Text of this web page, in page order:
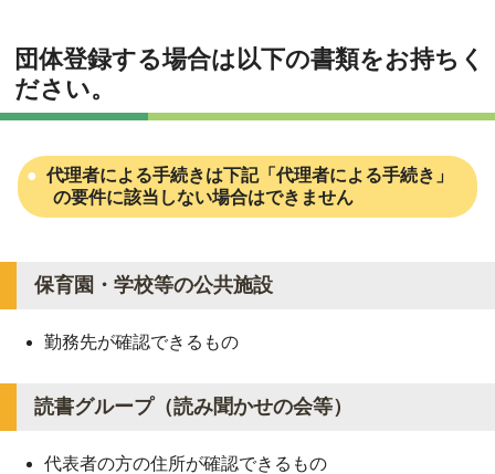
団体登録する場合は以下の書類をお持ちく
ださい。
代理者による手続きは下記「代理者による手続き」
の要件に該当しない場合はできません
保育園・学校等の公共施設
勤務先が確認できるもの
読書グループ（読み聞かせの会等）
代表者の方の住所が確認できるもの